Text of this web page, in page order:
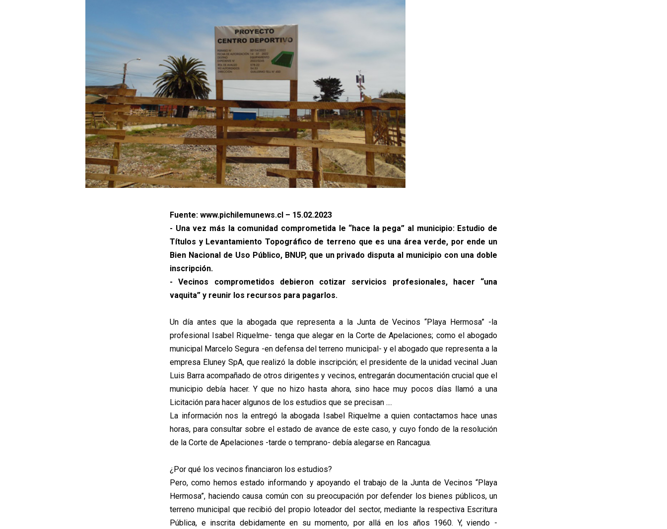
Fuente: www.pichilemunews.cl – 15.02.2023
- Una vez más la comunidad comprometida le “hace la pega” al municipio: Estudio de
Títulos y Levantamiento Topográfico de terreno que es una área verde, por ende un
Bien Nacional de Uso Público, BNUP, que un privado disputa al municipio con una doble
inscripción.
- Vecinos comprometidos debieron cotizar servicios profesionales, hacer “una
vaquita” y reunir los recursos para pagarlos.
Un día antes que la abogada que representa a la Junta de Vecinos “Playa Hermosa” -la
profesional Isabel Riquelme- tenga que alegar en la Corte de Apelaciones; como el abogado
municipal Marcelo Segura -en defensa del terreno municipal- y el abogado que representa a la
empresa Eluney SpA, que realizó la doble inscripción; el presidente de la unidad vecinal Juan
Luis Barra acompañado de otros dirigentes y vecinos, entregarán documentación crucial que el
municipio debía hacer. Y que no hizo hasta ahora, sino hace muy pocos días llamó a una
Licitación para hacer algunos de los estudios que se precisan ....
La información nos la entregó la abogada Isabel Riquelme a quien contactamos hace unas
horas, para consultar sobre el estado de avance de este caso, y cuyo fondo de la resolución
de la Corte de Apelaciones -tarde o temprano- debía alegarse en Rancagua.
¿Por qué los vecinos financiaron los estudios?
Pero, como hemos estado informando y apoyando el trabajo de la Junta de Vecinos “Playa
Hermosa”, haciendo causa común con su preocupación por defender los bienes públicos, un
terreno municipal que recibió del propio loteador del sector, mediante la respectiva Escritura
Pública, e inscrita debidamente en su momento, por allá en los años 1960. Y, viendo -